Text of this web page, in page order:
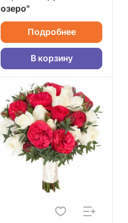
озеро"
Подробнее
В корзину